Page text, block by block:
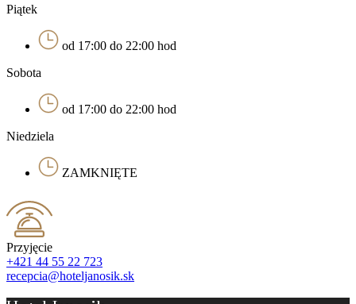
Piątek
od 17:00 do 22:00 hod
Sobota
od 17:00 do 22:00 hod
Niedziela
ZAMKNIĘTE
Przyjęcie
+421 44 55 22 723
recepcia@hoteljanosik.sk